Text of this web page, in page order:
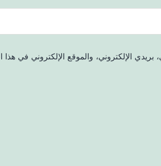
الإلكتروني، والموقع الإلكتروني في هذا